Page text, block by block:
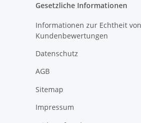
Gesetzliche Informationen
Informationen zur Echtheit von
Kundenbewertungen
Datenschutz
AGB
Sitemap
Impressum